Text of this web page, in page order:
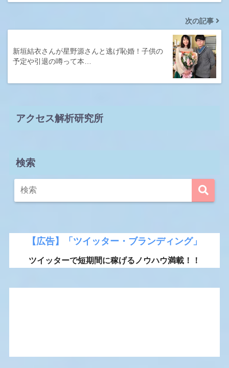
次の記事
新垣結衣さんが星野源さんと逃げ恥婚！子供の
予定や引退の噂って本…
アクセス解析研究所
検索
【広告】「ツイッター・ブランディング」
ツイッターで短期間に稼げるノウハウ満載！！